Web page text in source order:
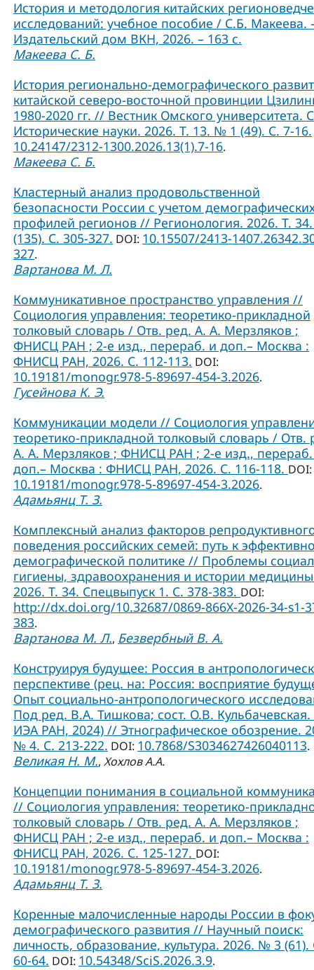
История и методология китайских
исследований: учебное пособие / С.Б. Макеева.
Издательский дом ВКН, 2026. – 163 с.
Макеева С. Б.
История регионально-демографического
китайской северо-восточной провинции
1980-2020 гг. // Вестник Омского университета.
Исторические науки. 2026. Т. 13. № 1 (49). С. 7-16.
10.24147/2312-1300.2026.13(1).7-16.
Макеева С. Б.
Кластерный анализ продовольственной
безопасности России с учетом
профилей регионов // Регионология. 2026. Т.
(135). С. 305-327. DOI: 10.15507/2413-
327.
Вартанова М. Л.
Коммуникативное пространство управления //
Социология управления: теоретико-прикладной
толковый словарь / Отв. ред. А. А. Мерзляков ;
ФНИСЦ РАН ; 2-е изд., перераб. и доп.– Москва :
ФНИСЦ РАН, 2026. С. 112-113. DOI:
10.19181/monogr.978-5-89697-454-3.2026.
Гусейнова К. Э.
Коммуникации модели // Социология
теоретико-прикладной толковый словарь / Отв.
А. А. Мерзляков ; ФНИСЦ РАН ; 2-е изд.,
доп.– Москва : ФНИСЦ РАН, 2026. С. 116-118. DOI:
10.19181/monogr.978-5-89697-454-3.2026.
Адамьянц Т. З.
Комплексный анализ факторов
поведения российских семей: путь к
демографической политике // Проблемы
гигиены, здравоохранения и истории
2026. Т. 34. Спецвыпуск 1. С. 378-383. DOI:
http://dx.doi.org/10.32687/0869-866X-2026-34-s1-
383.
Вартанова М. Л., Безвербный В. А.
Конструируя будущее: Россия в
перспективе (рец. на: Россия: восприятие
Опыт социально-антропологического
Под ред. В.А. Тишкова; сост. О.В.
ИЭА РАН, 2024) // Этнографическое обозрение.
№ 4. С. 213-222. DOI: 10.7868/S3034627426040113.
Великая Н. М., Хохлов А.А.
Концепции понимания в социальной
// Социология управления: теоретико-
толковый словарь / Отв. ред. А. А. Мерзляков ;
ФНИСЦ РАН ; 2-е изд., перераб. и доп.– Москва :
ФНИСЦ РАН, 2026. С. 125-127. DOI:
10.19181/monogr.978-5-89697-454-3.2026.
Адамьянц Т. З.
Коренные малочисленные народы России в
демографического развития // Научный поиск:
личность, образование, культура. 2026. № 3 (61).
60-64. DOI: 10.54348/SciS.2026.3.9.